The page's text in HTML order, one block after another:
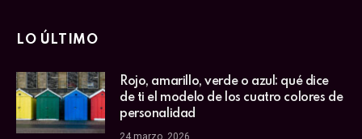
LO ÚLTIMO
Rojo, amarillo, verde o azul: qué dice
de ti el modelo de los cuatro colores de
personalidad
24 marzo, 2026